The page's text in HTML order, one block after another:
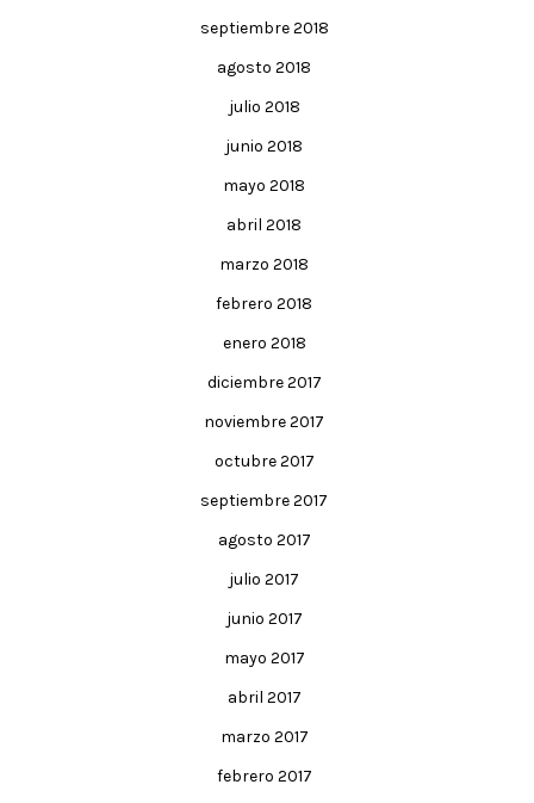
septiembre 2018
agosto 2018
julio 2018
junio 2018
mayo 2018
abril 2018
marzo 2018
febrero 2018
enero 2018
diciembre 2017
noviembre 2017
octubre 2017
septiembre 2017
agosto 2017
julio 2017
junio 2017
mayo 2017
abril 2017
marzo 2017
febrero 2017